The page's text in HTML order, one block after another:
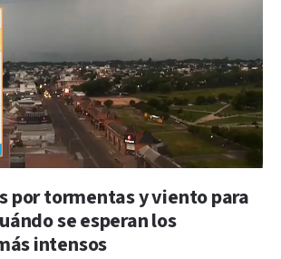
por tormentas y viento para
se esperan los
intensos